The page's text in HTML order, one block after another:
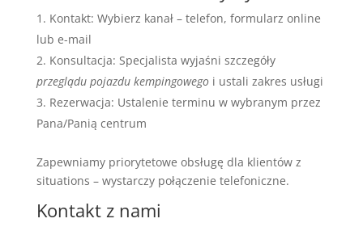
Kontakt: Wybierz kanał – telefon, formularz online
lub e-mail
Konsultacja: Specjalista wyjaśni szczegóły
przeglądu pojazdu kempingowegoi ustali zakres usługi
Rezerwacja: Ustalenie terminu w wybranym przez
Pana/Panią centrum
Zapewniamy priorytetowe obsługę dla klientów z
situations – wystarczy połączenie telefoniczne.
Kontakt z nami